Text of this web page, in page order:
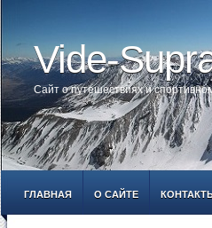
Vide-
Сайт о путешествиях и
ГЛАВНАЯ О САЙТЕ